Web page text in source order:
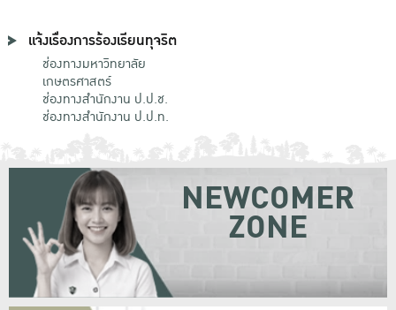
แจ้งเรื่องการร้องเรียนทุจริต
ช่องทางมหาวิทยาลัย
เกษตรศาสตร์
ช่องทางสำนักงาน ป.ป.ช.
ช่องทางสำนักงาน ป.ป.ท.
NEWCOMER
ZONE